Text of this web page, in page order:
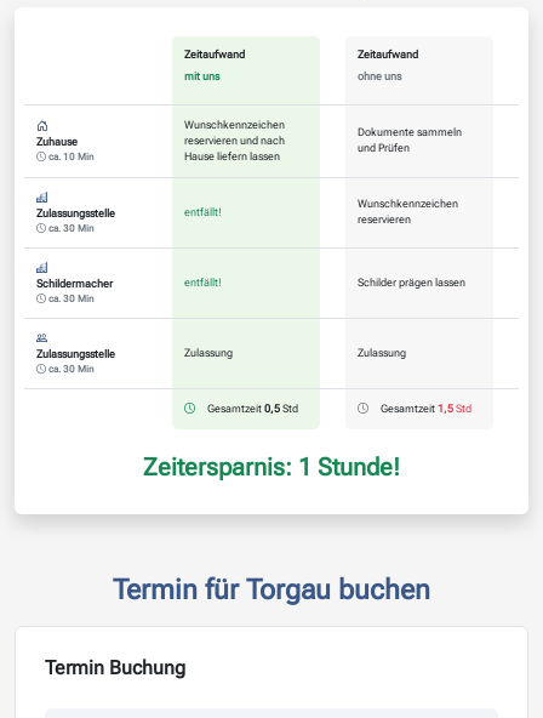
Zeitaufwand
mit uns
Zeitaufwand
ohne uns
Zuhause
ca. 10 Min
Wunschkennzeichen
reservieren und nach
Hause liefern lassen
Dokumente sammeln
und Prüfen
Zulassungsstelle
ca. 30 Min
entfällt!
Wunschkennzeichen
reservieren
Schildermacher
ca. 30 Min
entfällt! Schilder prägen lassen
Zulassungsstelle
ca. 30 Min
Zulassung Zulassung
Gesamtzeit 0,5 Std Gesamtzeit 1,5 Std
Zeitersparnis: 1 Stunde!
Termin für Torgau buchen
Termin Buchung